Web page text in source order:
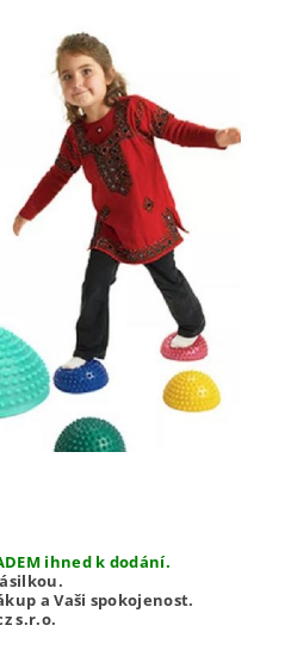
ihned k dodání.
a Vaši spokojenost.
s.r.o.